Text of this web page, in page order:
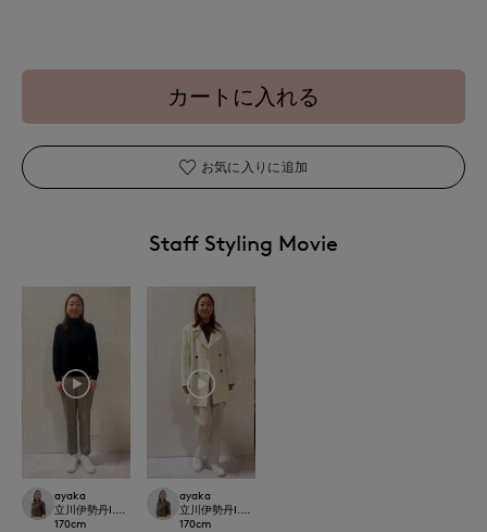
カートに入れる
お気に入りに追加
Staff Styling Movie
ayaka
立川伊勢丹I.T.'S.international
170cm
ayaka
立川伊勢丹I.T.'S.international
170cm